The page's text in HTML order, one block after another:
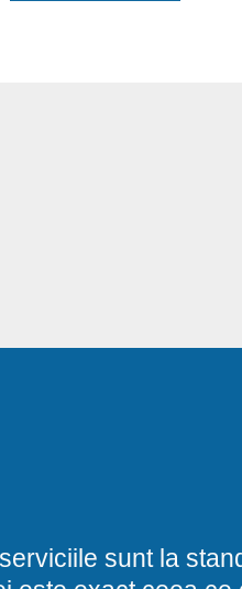
sunt la